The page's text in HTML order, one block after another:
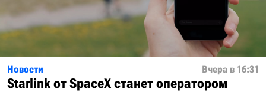
Новости Вчера в 16:31
Starlink от SpaceX станет оператором